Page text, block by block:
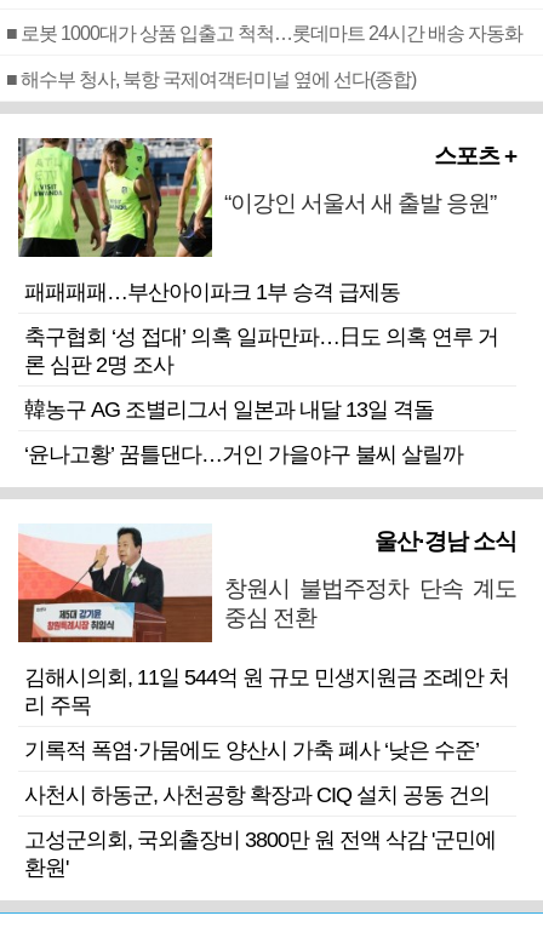
■ 로봇 1000대가 상품 입출고 척척…롯데마트 24시간 배송 자동화
■ 해수부 청사, 북항 국제여객터미널 옆에 선다(종합)
스포츠 +
“이강인 서울서 새 출발 응원”
패패패패…부산아이파크 1부 승격 급제동
축구협회 ‘성 접대’ 의혹 일파만파…日도 의혹 연루 거
론 심판 2명 조사
韓농구 AG 조별리그서 일본과 내달 13일 격돌
‘윤나고황’ 꿈틀댄다…거인 가을야구 불씨 살릴까
울산·경남 소식
창원시 불법주정차 단속 계도
중심 전환
김해시의회, 11일 544억 원 규모 민생지원금 조례안 처
리 주목
기록적 폭염·가뭄에도 양산시 가축 폐사 ‘낮은 수준’
사천시 하동군, 사천공항 확장과 CIQ 설치 공동 건의
고성군의회, 국외출장비 3800만 원 전액 삭감 '군민에
환원'